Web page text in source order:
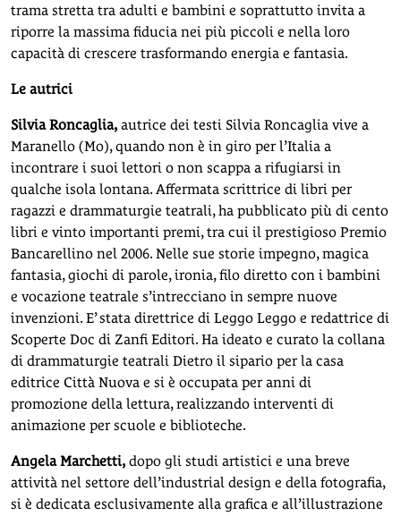
trama stretta tra adulti e bambini e soprattutto invita a
riporre la massima fiducia nei più piccoli e nella loro
capacità di crescere trasformando energia e fantasia.
Le autrici
Silvia Roncaglia, autrice dei testi Silvia Roncaglia vive a
Maranello (Mo), quando non è in giro per l’Italia a
incontrare i suoi lettori o non scappa a rifugiarsi in
qualche isola lontana. Affermata scrittrice di libri per
ragazzi e drammaturgie teatrali, ha pubblicato più di cento
libri e vinto importanti premi, tra cui il prestigioso Premio
Bancarellino nel 2006. Nelle sue storie impegno, magica
fantasia, giochi di parole, ironia, filo diretto con i bambini
e vocazione teatrale s’intrecciano in sempre nuove
invenzioni. E’ stata direttrice di Leggo Leggo e redattrice di
Scoperte Doc di Zanfi Editori. Ha ideato e curato la collana
di drammaturgie teatrali Dietro il sipario per la casa
editrice Città Nuova e si è occupata per anni di
promozione della lettura, realizzando interventi di
animazione per scuole e biblioteche.
Angela Marchetti, dopo gli studi artistici e una breve
attività nel settore dell’industrial design e della fotografia,
si è dedicata esclusivamente alla grafica e all’illustrazione